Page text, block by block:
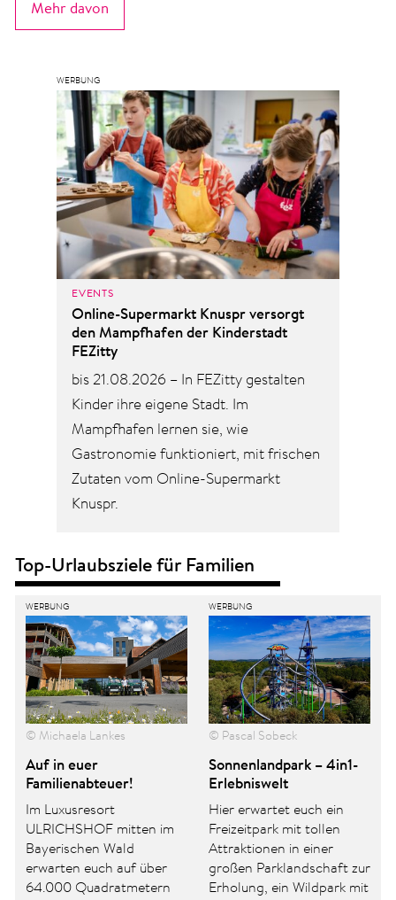
Mehr davon
EVENTS
Online-Supermarkt Knuspr versorgt
den Mampfhafen der Kinderstadt
FEZitty
bis 21.08.2026 – In FEZitty gestalten
Kinder ihre eigene Stadt. Im
Mampfhafen lernen sie, wie
Gastronomie funktioniert, mit frischen
Zutaten vom Online-Supermarkt
Knuspr.
Top-Urlaubsziele für Familien
© Pascal Sobeck
Sonnenlandpark – 4in1-
Erlebniswelt
Hier erwartet euch ein
Freizeitpark mit tollen
Attraktionen in einer
großen Parklandschaft zur
Erholung, ein Wildpark mit
© Fjordkind-Reisen
Den Norden entdecken
mit Fjordkind
Familienurlaub im Norden
ganz individuell. Fjordkind-
Reisen plant eine echte
Auszeit in Nordeuropa für
euch – nachhaltig,